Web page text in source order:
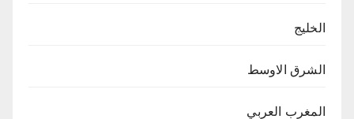
الخليج
الشرق الاوسط
المغرب العربي